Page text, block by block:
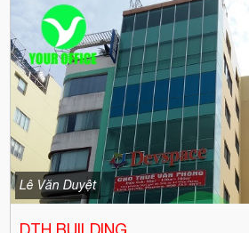
Lê Văn Duyệt